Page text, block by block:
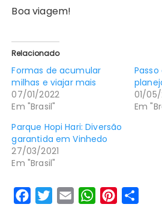
Boa viagem!
Relacionado
Formas de acumular
milhas e viajar mais
07/01/2022
Em "Brasil"
01/05/
Em
Parque Hopi Hari: Diversão
garantida em Vinhedo
27/03/2021
Em "Brasil"
W